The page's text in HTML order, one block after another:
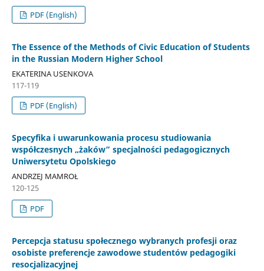
PDF (English)
The Essence of the Methods of Civic Education of Students
in the Russian Modern Higher School
EKATERINA USENKOVA
117-119
PDF (English)
Specyfika i uwarunkowania procesu studiowania
współczesnych „żaków” specjalności pedagogicznych
Uniwersytetu Opolskiego
ANDRZEJ MAMROŁ
120-125
PDF
Percepcja statusu społecznego wybranych profesji oraz
osobiste preferencje zawodowe studentów pedagogiki
resocjalizacyjnej